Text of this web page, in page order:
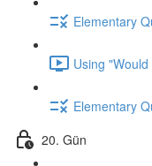
Elementary
Using "Would
Elementary
20. Gün